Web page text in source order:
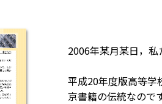
2006年某月某日，私
平成20年度版高等学
京書籍の伝統なので